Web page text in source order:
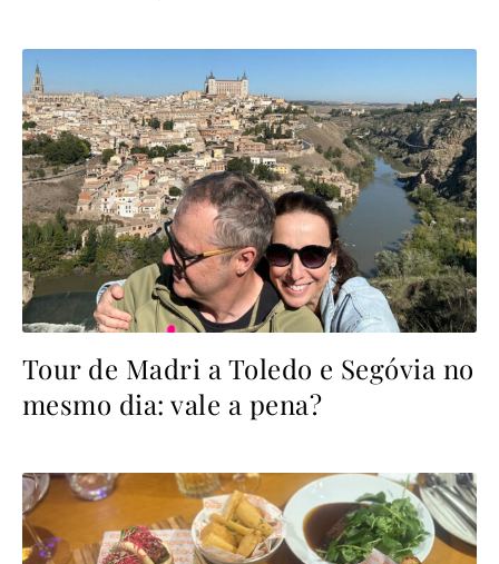
Tour de Madri a Toledo e Segóvia no
mesmo dia: vale a pena?